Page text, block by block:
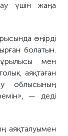
үшін жаңа
өңірді
болатын.
мен
аяқтаған
облысының
— деді
аяқталуымен